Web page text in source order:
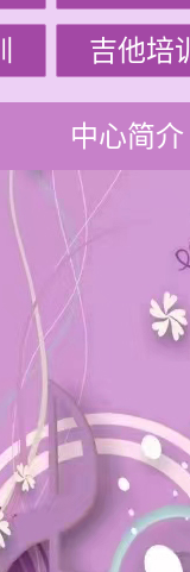
吉他培训
中心简介